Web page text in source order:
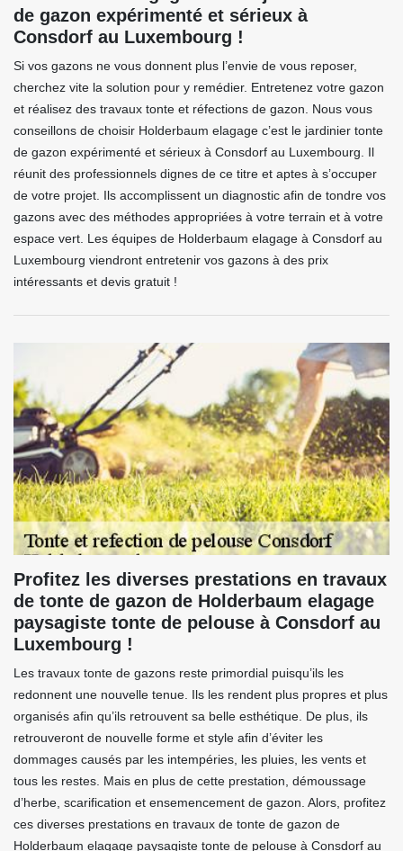
de gazon expérimenté et sérieux à
Consdorf au Luxembourg !
Si vos gazons ne vous donnent plus l’envie de vous reposer,
cherchez vite la solution pour y remédier. Entretenez votre gazon
et réalisez des travaux tonte et réfections de gazon. Nous vous
conseillons de choisir Holderbaum elagage c’est le jardinier tonte
de gazon expérimenté et sérieux à Consdorf au Luxembourg. Il
réunit des professionnels dignes de ce titre et aptes à s’occuper
de votre projet. Ils accomplissent un diagnostic afin de tondre vos
gazons avec des méthodes appropriées à votre terrain et à votre
espace vert. Les équipes de Holderbaum elagage à Consdorf au
Luxembourg viendront entretenir vos gazons à des prix
intéressants et devis gratuit !
Profitez les diverses prestations en travaux
de tonte de gazon de Holderbaum elagage
paysagiste tonte de pelouse à Consdorf au
Luxembourg !
Les travaux tonte de gazons reste primordial puisqu’ils les
redonnent une nouvelle tenue. Ils les rendent plus propres et plus
organisés afin qu’ils retrouvent sa belle esthétique. De plus, ils
retrouveront de nouvelle forme et style afin d’éviter les
dommages causés par les intempéries, les pluies, les vents et
tous les restes. Mais en plus de cette prestation, démoussage
d’herbe, scarification et ensemencement de gazon. Alors, profitez
ces diverses prestations en travaux de tonte de gazon de
Holderbaum elagage paysagiste tonte de pelouse à Consdorf au